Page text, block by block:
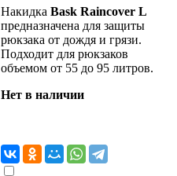
Накидка Bask Raincover L
предназначена для защиты
рюкзака от дождя и грязи.
Подходит для рюкзаков
объемом от 55 до 95 литров.
Нет в наличии